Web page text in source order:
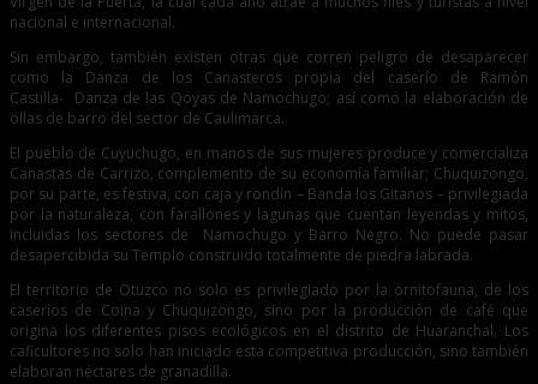
nacional e internacional.
Sin embargo, también existen otras que corren peligro de desaparecer
como la Danza de los Canasteros propia del caserío de Ramón
Castilla- Danza de las Qoyas de Namochugo; así como la elaboración de
ollas de barro del sector de Caulimarca.
El pueblo de Cuyuchugo, en manos de sus mujeres produce y comercializa
Canastas de Carrizo, complemento de su economía familiar; Chuquizongo,
por su parte, es festiva, con caja y rondín – Banda los Gitanos – privilegiada
por la naturaleza, con farallones y lagunas que cuentan leyendas y mitos,
incluidas los sectores de Namochugo y Barro Negro. No puede pasar
desapercibida su Templo construido totalmente de piedra labrada.
El territorio de Otuzco no solo es privilegiado por la ornitofauna, de los
caseríos de Coina y Chuquizongo, sino por la producción de café que
origina los diferentes pisos ecológicos en el distrito de Huaranchal. Los
caficultores no solo han iniciado esta competitiva producción, sino también
elaboran néctares de granadilla.